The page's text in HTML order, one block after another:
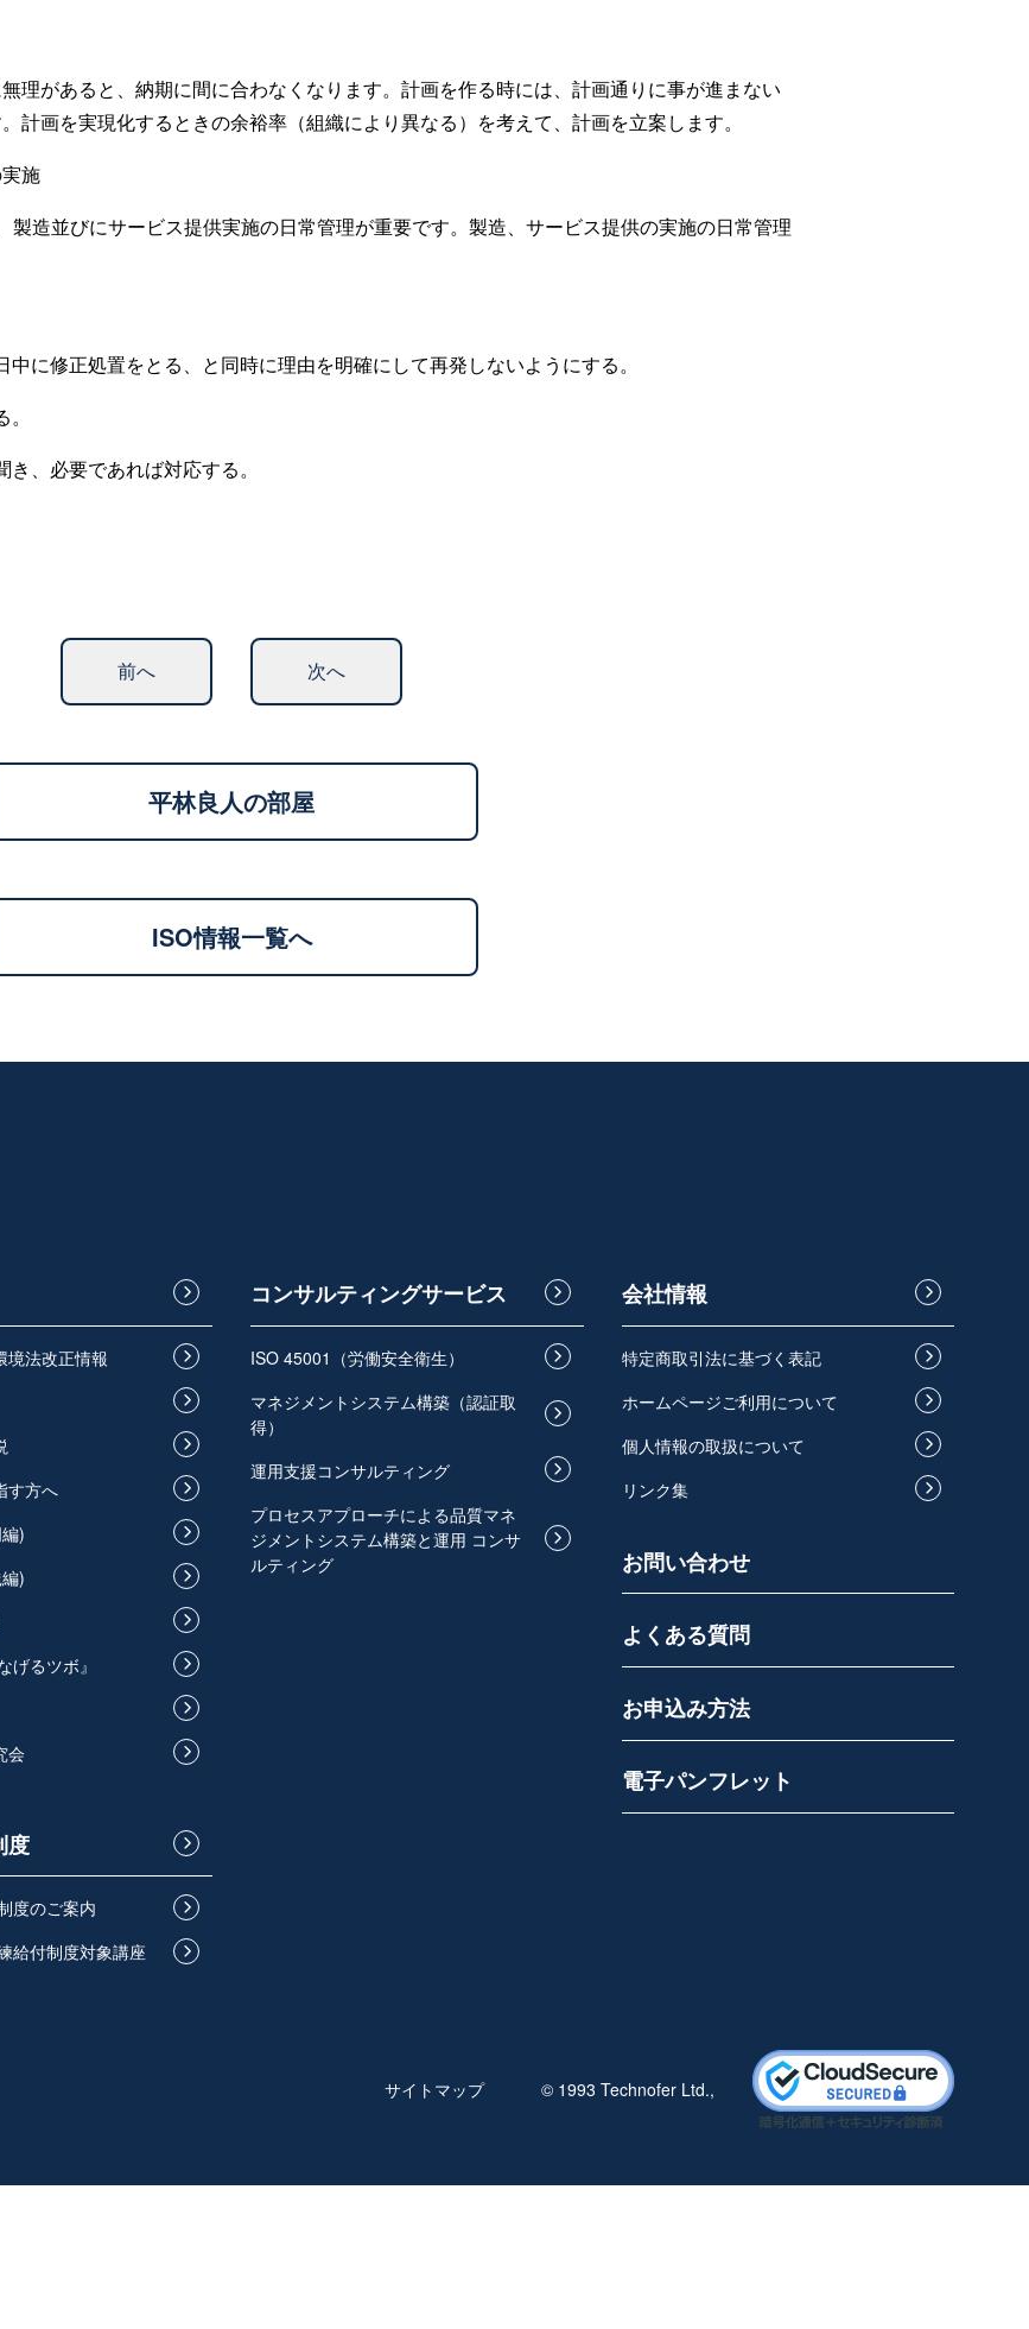
理があると、納期に間に合わなくなります。計画を作る時には、計画通りに事が進まない
計画を実現化するときの余裕率（組織により異なる）を考えて、計画を立案します。
施
製造並びにサービス提供実施の日常管理が重要です。製造、サービス提供の実施の日常管理
に修正処置をとる、と同時に理由を明確にして再発しないようにする。
、必要であれば対応する。
前へ 次へ
平林良人の部屋
ISO情報一覧へ
境法改正情報
す方へ
)
)
げるツボ』
会
度
度のご案内
給付制度対象講座
コンサルティングサービス
ISO 45001（労働安全衛生）
マネジメントシステム構築（認証取
得）
運用支援コンサルティング
プロセスアプローチによる品質マネ
ジメントシステム構築と運用 コンサ
ルティング
会社情報
特定商取引法に基づく表記
ホームページご利用について
個人情報の取扱について
リンク集
お問い合わせ
よくある質問
お申込み方法
電子パンフレット
サイトマップ © 1993 Technofer Ltd.,